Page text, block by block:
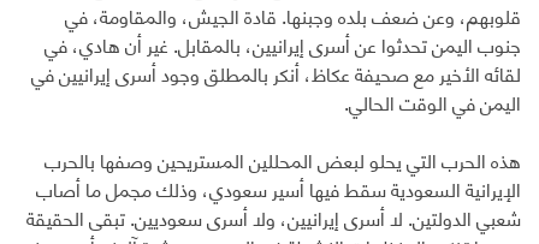
قلوبهم، وعن ضعف بلده وجبنها. قادة الجيش، والمقاومة، في
جنوب اليمن تحدثوا عن أسرى إيرانيين، بالمقابل. غير أن هادي، في
لقائه الأخير مع صحيفة عكاظ، أنكر بالمطلق وجود أسرى إيرانيين في
اليمن في الوقت الحالي.
هذه الحرب التي يحلو لبعض المحللين المستريحين وصفها بالحرب
الإيرانية السعودية سقط فيها أسير سعودي، وذلك مجمل ما أصاب
شعبي الدولتين. لا أسرى إيرانيين، ولا أسرى سعوديين. تبقى الحقيقة